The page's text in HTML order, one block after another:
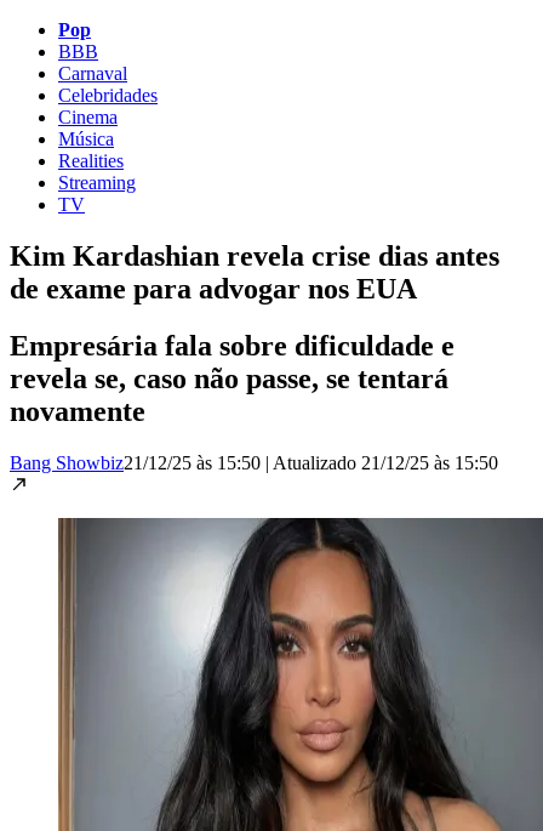
Pop
BBB
Carnaval
Celebridades
Cinema
Música
Realities
Streaming
TV
Kim Kardashian revela crise dias antes
de exame para advogar nos EUA
Empresária fala sobre dificuldade e
revela se, caso não passe, se tentará
novamente
Bang Showbiz21/12/25 às 15:50 | Atualizado 21/12/25 às 15:50